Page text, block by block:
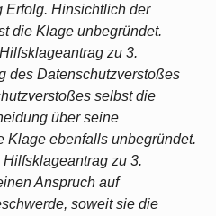
Erfolg. Hinsichtlich der
die Klage unbegründet.
zu 3.
des Datenschutzverstoßes
selbst die
über seine
Klage ebenfalls unbegründet.
zu 3.
Anspruch auf
soweit sie die